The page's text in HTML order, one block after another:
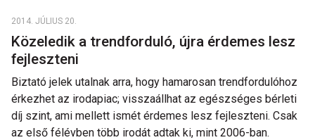
2014. JÚLIUS 20.
Közeledik a trendforduló, újra érdemes lesz
fejleszteni
Biztató jelek utalnak arra, hogy hamarosan trendfordulóhoz
érkezhet az irodapiac; visszaállhat az egészséges bérleti
díj szint, ami mellett ismét érdemes lesz fejleszteni. Csak
az első félévben több irodát adtak ki, mint 2006-ban.